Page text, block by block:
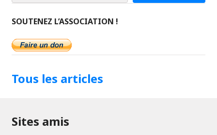
SOUTENEZ L’ASSOCIATION !
Tous les articles
Sites amis